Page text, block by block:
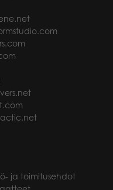
ja toimitusehdot